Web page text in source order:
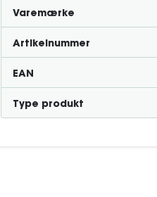
Varemærke
Artikelnummer
EAN
Type produkt